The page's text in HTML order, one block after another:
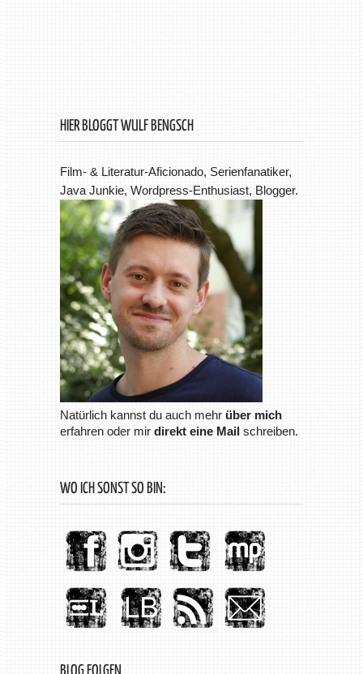
HIER BLOGGT WULF BENGSCH
Film- & Literatur-Aficionado, Serienfanatiker,
Java Junkie, Wordpress-Enthusiast, Blogger.
Natürlich kannst du auch mehr über mich
erfahren oder mir direkt eine Mailschreiben.
WO ICH SONST SO BIN: